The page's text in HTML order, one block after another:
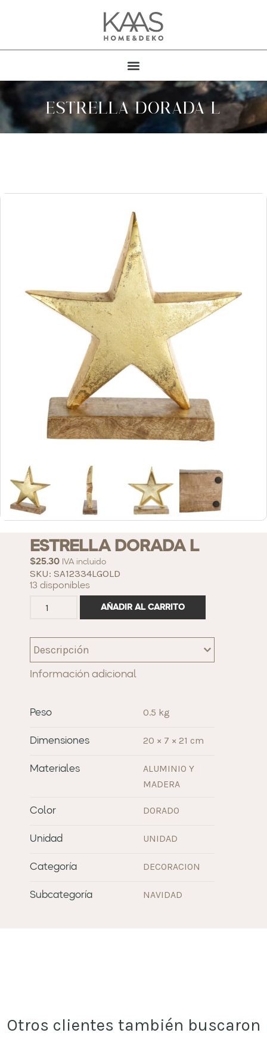
ESTRELLA DORADA L
ESTRELLA DORADA L
$25.30 IVA incluido
SKU: SA12334LGOLD
13 disponibles
AÑADIR AL CARRITO
Descripción
Información adicional
Peso 0.5 kg
Dimensiones 20 × 7 × 21 cm
Materiales
ALUMINIO Y
MADERA
Color DORADO
Unidad UNIDAD
Categoría DECORACION
Subcategoría NAVIDAD
Otros clientes también buscaron